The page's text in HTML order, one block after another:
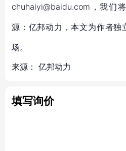
chuhaiyi@baidu.com，我们
源：亿邦动力，本文为作者独
场。
来源： 亿邦动力
填写询价